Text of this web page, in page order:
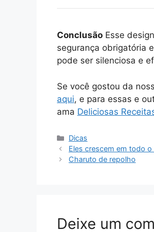
Conclusão Esse
segurança obrigatória
pode ser silenciosa e
Se você gostou da
aqui, e para essas e
ama Deliciosas
Categorias
Dicas
Eles crescem em todo
Charuto de repolho
Deixe um